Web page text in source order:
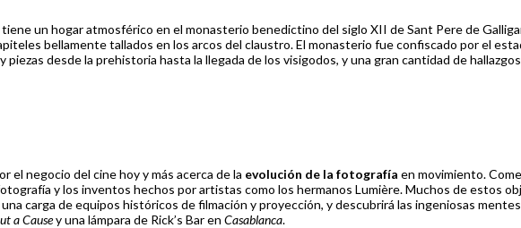
un hogar atmosférico en el monasterio benedictino del siglo XII de Sant Pere de
bellamente tallados en los arcos del claustro. El monasterio fue confiscado por el
desde la prehistoria hasta la llegada de los visigodos, y una gran cantidad de
el negocio del cine hoy y más acerca de la evolución de la fotografía en movimiento.
y los inventos hechos por artistas como los hermanos Lumière. Muchos de estos
carga de equipos históricos de filmación y proyección, y descubrirá las ingeniosas
a Causey una lámpara de Rick’s Bar en Casablanca.